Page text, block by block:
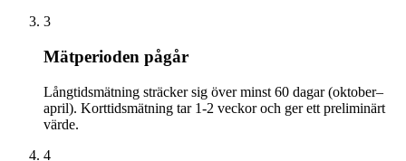
3
Mätperioden pågår
Långtidsmätning sträcker sig över minst 60 dagar (oktober–
april). Korttidsmätning tar 1-2 veckor och ger ett preliminärt
värde.
4